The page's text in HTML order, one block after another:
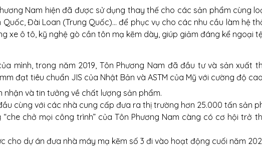
Nam hiện đã được sử dụng thay thế cho các sản phẩm cùng
Quốc, Đài Loan (Trung Quốc)… để phục vụ cho các nhu cầu làm hệ
xe ô tô, kỹ nghệ gò cần tôn mạ kẽm dày, giúp giảm đáng kể ngoại
mình, trong năm 2019, Tôn Phương Nam đã đầu tư và sản xuất
đạt tiêu chuẩn JIS của Nhật Bản và ASTM của Mỹ với cường độ
và tin tưởng về chất lượng sản phẩm.
cùng với các nhà cung cấp đưa ra thị trường hơn 25.000 tấn sản
chở mọi công trình” của Tôn Phương Nam càng có cơ hội trở
cho dự án đưa nhà máy mạ kẽm số 3 đi vào hoạt động cuối năm